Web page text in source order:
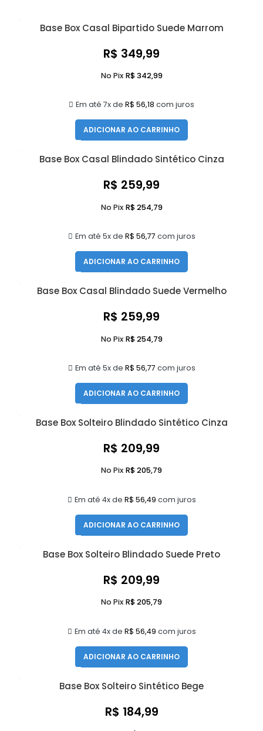
Base Box Casal Bipartido Suede Marrom
R$ 349,99
Em até 7x de R$ 56,18 com juros
No Pix R$342,99
ADICIONAR AO CARRINHO
Base Box Casal Blindado Sintético Cinza
R$ 259,99
Em até 5x de R$ 56,77 com juros
No Pix R$254,79
ADICIONAR AO CARRINHO
Base Box Casal Blindado Suede Vermelho
R$ 259,99
Em até 5x de R$ 56,77 com juros
No Pix R$254,79
ADICIONAR AO CARRINHO
Base Box Solteiro Blindado Sintético Cinza
R$ 209,99
Em até 4x de R$ 56,49 com juros
No Pix R$205,79
ADICIONAR AO CARRINHO
Base Box Solteiro Blindado Suede Preto
R$ 209,99
Em até 4x de R$ 56,49 com juros
No Pix R$205,79
ADICIONAR AO CARRINHO
Base Box Solteiro Sintético Bege
R$ 184,99